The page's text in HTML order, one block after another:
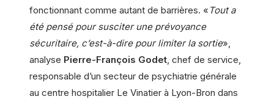
fonctionnant comme autant de barrières. « Tout a
été pensé pour susciter une prévoyance
sécuritaire, c’est-à-dire pour limiter la sortie»,
analyse Pierre-François Godet, chef de service,
responsable d’un secteur de psychiatrie générale
au centre hospitalier Le Vinatier à Lyon-Bron dans